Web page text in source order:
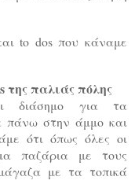
to dos που κάναμε
της παλιάς πόλης
διάσημο για τα
πάνω στην άμμο και
ότι όπως όλες οι
παζάρια με τους
με τα τοπικά